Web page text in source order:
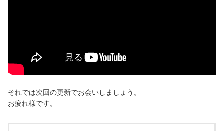
それでは次回の更新でお会いしましょう。
お疲れ様です。